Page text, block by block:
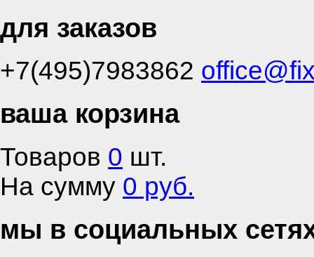
для заказов
+7(495)7983862
ваша корзина
Товаров 0 шт.
На сумму 0 руб.
мы в социальных